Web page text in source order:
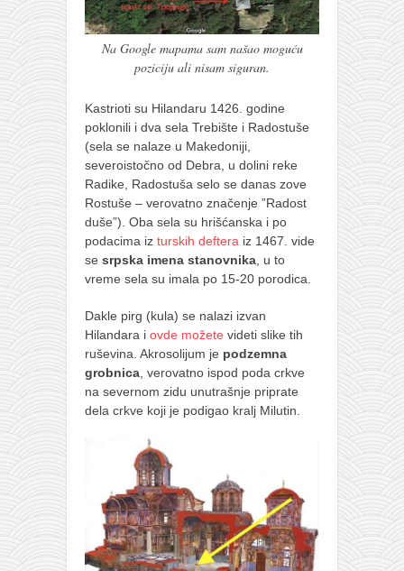
Na Google mapama sam našao moguću
poziciju ali nisam siguran.
Kastrioti su Hilandaru 1426. godine
poklonili i dva sela Trebište i Radostuše
(sela se nalaze u Makedoniji,
severoistočno od Debra, u dolini reke
Radike, Radostuša selo se danas zove
Rostuše – verovatno značenje ”Radost
duše”). Oba sela su hrišćanska i po
podacima iz turskih deftera iz 1467. vide
se srpska imena stanovnika, u to
vreme sela su imala po 15-20 porodica.
Dakle pirg (kula) se nalazi izvan
Hilandara i ovde možete videti slike tih
ruševina. Akrosolijum je podzemna
grobnica, verovatno ispod poda crkve
na severnom zidu unutrašnje priprate
dela crkve koji je podigao kralj Milutin.